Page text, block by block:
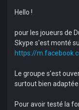
Hello !
pour les joueurs de
Skype s'est monté
https://
Le groupe s'est
surtout bien adaptée
Pour avoir testé la